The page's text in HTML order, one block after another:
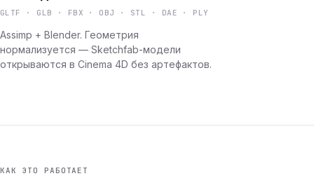
GLTF · GLB · FBX · OBJ · STL · DAE · PLY
Assimp + Blender. Геометрия
нормализуется — Sketchfab-модели
открываются в Cinema 4D без артефактов.
КАК ЭТО РАБОТАЕТ